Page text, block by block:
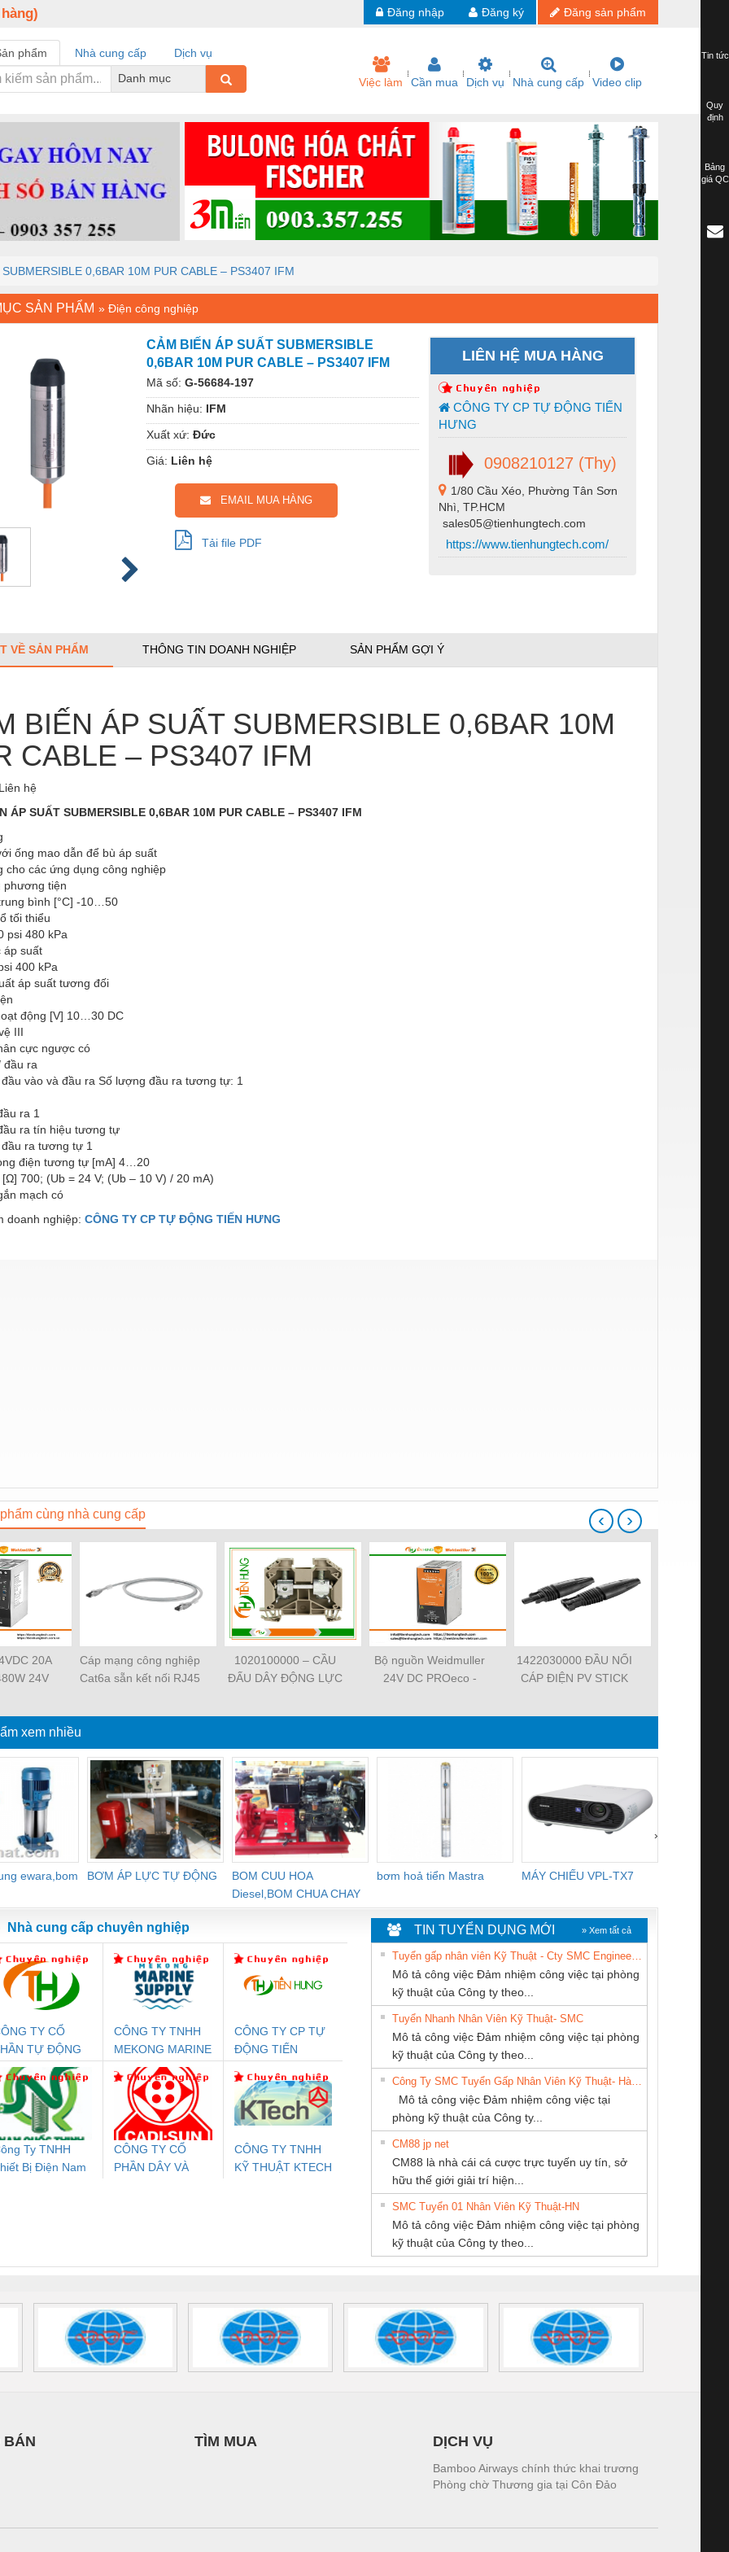
Đăng sản phẩm
Đăng ký
Đăng nhập
phẩm Nhà cung cấp
Dịch vụ
Danh mục
Việc làm Cần mua Dịch vụ Nhà cung cấp Video clip
0,6BAR 10M PUR CABLE – PS3407 IFM
SẢN PHẨM » Điện công nghiệp
CẢM BIẾN ÁP SUẤT SUBMERSIBLE
0,6BAR 10M PUR CABLE – PS3407 IFM
Mã số: G-56684-197
Nhãn hiệu: IFM
Xuất xứ: Đức
Giá: Liên hệ
EMAIL MUA HÀNG
Tải file PDF
LIÊN HỆ MUA HÀNG
CÔNG TY CP TỰ ĐỘNG TIẾN
HƯNG
0908210127 (Thy)
1/80 Cầu Xéo, Phường Tân Sơn
Nhì, TP.HCM
sales05@tienhungtech.com
https://www.tienhungtech.com/
VỀ SẢN PHẨM THÔNG TIN DOANH NGHIỆP SẢN PHẨM GỢI Ý
BIẾN ÁP SUẤT SUBMERSIBLE 0,6BAR 10M
CABLE – PS3407 IFM
hệ
ÁP SUẤT SUBMERSIBLE 0,6BAR 10M PUR CABLE – PS3407 IFM
ống mao dẫn để bù áp suất
cho các ứng dụng công nghiệp
phương tiện
bình [°C] -10…50
tối thiểu
psi 480 kPa
áp suất
400 kPa
áp suất tương đối
động [V] 10…30 DC
III
cực ngược có
đầu ra
vào và đầu ra Số lượng đầu ra tương tự: 1
ra 1
ra tín hiệu tương tự
ra tương tự 1
điện tương tự [mA] 4…20
700; (Ub = 24 V; (Ub – 10 V) / 20 mA)
mạch có
doanh nghiệp: CÔNG TY CP TỰ ĐỘNG TIẾN HƯNG
cùng nhà cung cấp
20A
24V
-
Cáp mạng công nghiệp
Cat6a sẵn kết nối RJ45
C6FP8LD0050M40M40-
1020100000 – CẦU
ĐẤU DÂY ĐỘNG LỰC
WEIDMULLER –
Bộ nguồn Weidmuller
24V DC PROeco -
1422030000 ĐẦU NỐI
CÁP ĐIỆN PV STICK
‹ ›
xem nhiều
ewara,bom
BƠM ÁP LỰC TỰ ĐỘNG
BOM CUU HOA
Diesel,BOM CHUA CHAY
bơm hoả tiển Mastra MÁY CHIẾU VPL-TX7
›
An Toàn
Contact
PC20-1NO-
24DC-SP -
Rơ Le An Toàn
Phoenix Contact
PSR-SCP-
24UC/ESL4/3X1/1X2/B
- 2981059
Điện AC
Mô-đun Ắc Quy UPS
Bộ Lặp Tín Hiệu
PROFIBUS Phoenix
Contact PSI-REP-
PROFIBUS/12MB -
2708863
Rơ Le An Toàn
Phoenix Contact
2986960 – PSR-
SCP-
24DC/FSP/2X1/1X2
Rơ Le An Toàn
Bộ giám sát chuỗi
tấm pin
TRANSCLINIC 16I+
1K5 H (2502520000)
Bộ giám sát chuỗi
tấm pin
TRANSCLINIC 16I+
1K5 L (2433950000)
Bộ giám sát dòng
TRANSCLINIC 16I+
(2008130000)
Bộ chỉnh lưu nguồn
điện TRANSCLINIC
BKE 1K5.4
(7791400879)2. Giá
Nẹp nhôm chống
trơn Đà Nẵng
Nhà cung cấp chuyên nghiệp
TY CỔ
TỰ ĐỘNG
TIẾN HƯNG
CÔNG TY TNHH
MEKONG MARINE
SUPPLY
CÔNG TY CP TỰ
ĐỘNG TIẾN
Ty TNHH
Bị Điện Nam
CÔNG TY CỔ
PHẦN DÂY VÀ
CÔNG TY TNHH
KỸ THUẬT KTECH
CÔNG TY TNHH
THIẾT BỊ CÔNG
NGHIỆP NIHON
SETSUBI VIỆT
Cty TNHH TM QC
Ba Miền
CÔNG TY TNHH
DỊCH VỤ KỸ
THUẬT ĐIỆN CƠ
GIA HƯNG PHÁT
CÔNG TY TNHH
KINH DOANH
DỊCH VỤ XNK
PHƯƠNG NAM
TM-DV DAI DONG
THANH
company LTD
TIN TUYỂN DỤNG MỚI » Xem tất cả
Mô tả công việc Đảm nhiệm công việc tại phòng
kỹ thuật của Công ty theo...
Tuyển Nhanh Nhân Viên Kỹ Thuật- SMC
Mô tả công việc Đảm nhiệm công việc tại phòng
kỹ thuật của Công ty theo...
Mô tả công việc Đảm nhiệm công việc tại
phòng kỹ thuật của Công ty...
CM88 jp net
CM88 là nhà cái cá cược trực tuyến uy tín, sở
hữu thế giới giải trí hiện...
SMC Tuyển 01 Nhân Viên Kỹ Thuật-HN
Mô tả công việc Đảm nhiệm công việc tại phòng
kỹ thuật của Công ty theo...
BÁN TÌM MUA DỊCH VỤ
Bamboo Airways chính thức khai trương
Phòng chờ Thương gia tại Côn Đảo
Tin tức
Quy
định
Bảng
giá QC